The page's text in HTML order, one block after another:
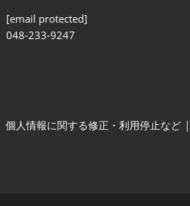
[email protected]
048-233-9247
個人情報に関する修正・利用停止など